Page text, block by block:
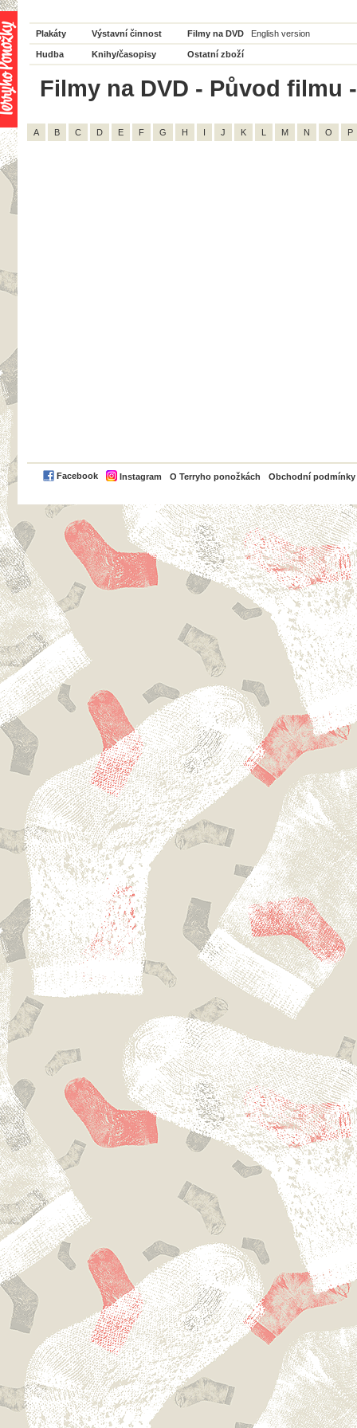
Plakáty Výstavní činnost Filmy na DVD English version
Hudba Knihy/časopisy Ostatní zboží
Filmy na DVD - Původ filmu
A B C D E F G H I J K L M N O P
Facebook Instagram O Terryho ponožkách Obchodní podmínky
PayPal